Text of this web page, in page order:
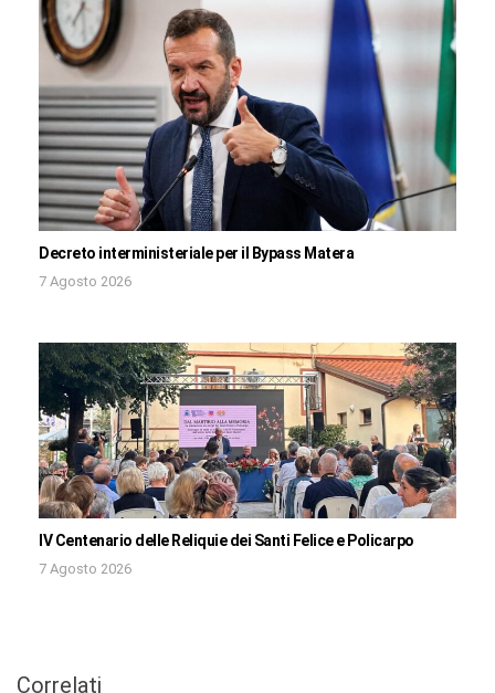
Decreto interministeriale per il Bypass Matera
7 Agosto 2026
IV Centenario delle Reliquie dei Santi Felice e Policarpo
7 Agosto 2026
Correlati